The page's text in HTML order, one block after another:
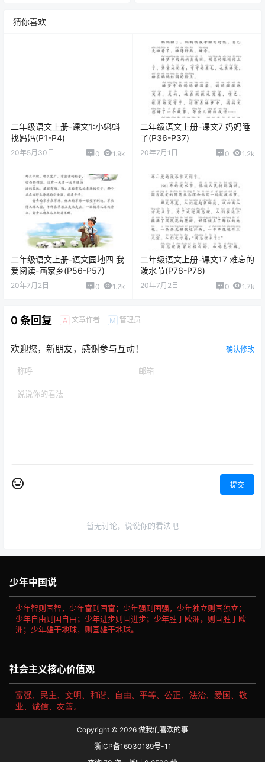
猜你喜欢
二年级语文上册-课文1:小蝌蚪
找妈妈(P1-P4)
20年5月30日 0 1.9k
二年级语文上册-课文7 妈妈睡
了(P36-P37)
20年7月1日 0 1.2k
二年级语文上册-语文园地四 我
爱阅读-画家乡(P56-P57)
20年7月2日 0 1.2k
二年级语文上册-课文17 难忘的
泼水节(P76-P78)
20年7月2日 0 1.7k
0 条回复 A 文章作者 M 管理员
欢迎您，新朋友，感谢参与互动！ 确认修改
提交
暂无讨论，说说你的看法吧
少年中国说
少年智则国智，少年富则国富；少年强则国强，少年独立则国独立；
少年自由则国自由；少年进步则国进步；少年胜于欧洲，则国胜于欧
洲；少年雄于地球，则国雄于地球。
社会主义核心价值观
富强、民主、文明、和谐、自由、平等、公正、法治、爱国、敬
业、诚信、友善。
Copyright © 2026 做我们喜欢的事
浙ICP备16030189号-11